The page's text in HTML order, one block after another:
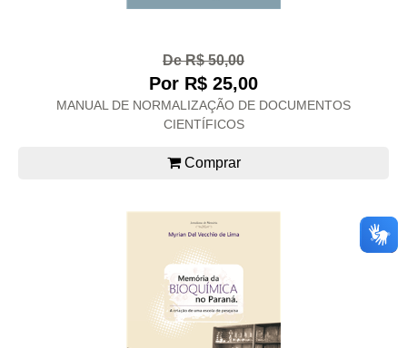
De R$ 50,00
Por R$ 25,00
MANUAL DE NORMALIZAÇÃO DE DOCUMENTOS
CIENTÍFICOS
Comprar